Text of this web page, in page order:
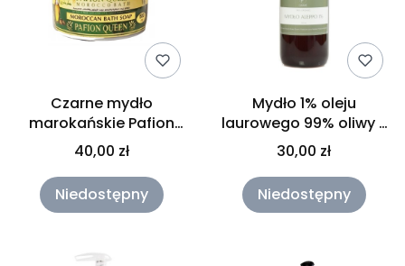
Czarne mydło
marokańskie Pafion
Queen 500ml
40,00 zł
Niedostępny
Mydło 1% oleju
laurowego 99% oliwy z
oliwek GISANE 500ml
30,00 zł
Niedostępny